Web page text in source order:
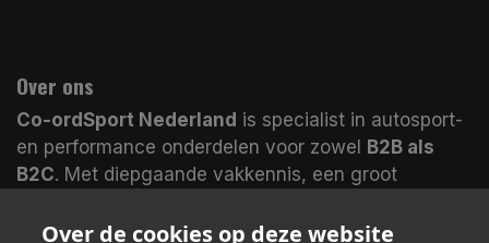
Over de cookies op deze website
Over ons
Co-ordSport Nederland is specialist in autosport-
en performance onderdelen voor zowel
B2B als
B2C. Met diepgaande vakkennis, een groot
VKleveren wij veel productendirect uit voorraad